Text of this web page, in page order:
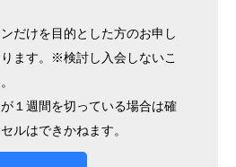
だけを目的とした方のお申し
ます。※検討し入会しないこ
１週間を切っている場合は確
ルはできかねます。